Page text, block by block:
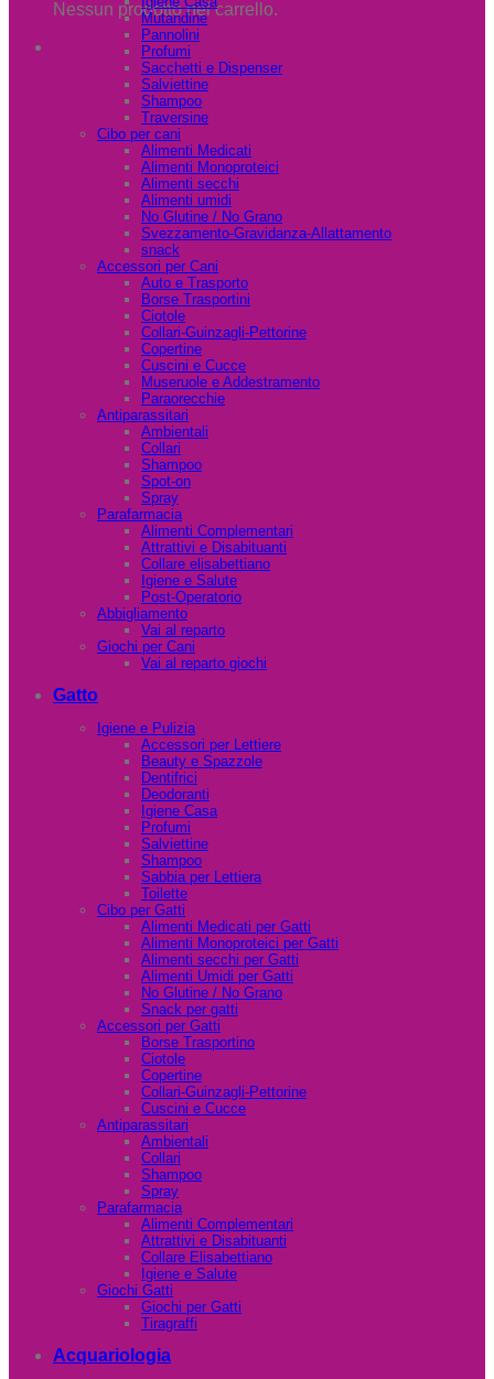
Nessun prodotto nel carrello.
Mutandine
Pannolini
Profumi
Sacchetti e Dispenser
Salviettine
Shampoo
Traversine
Cibo per cani
Alimenti Medicati
Alimenti Monoproteici
Alimenti secchi
Alimenti umidi
No Glutine / No Grano
Svezzamento-Gravidanza-Allattamento
snack
Accessori per Cani
Auto e Trasporto
Borse Trasportini
Ciotole
Collari-Guinzagli-Pettorine
Copertine
Cuscini e Cucce
Museruole e Addestramento
Paraorecchie
Antiparassitari
Ambientali
Collari
Shampoo
Spot-on
Spray
Parafarmacia
Alimenti Complementari
Attrattivi e Disabituanti
Collare elisabettiano
Igiene e Salute
Post-Operatorio
Abbigliamento
Vai al reparto
Giochi per Cani
Vai al reparto giochi
Gatto
Igiene e Pulizia
Accessori per Lettiere
Beauty e Spazzole
Dentifrici
Deodoranti
Igiene Casa
Profumi
Salviettine
Shampoo
Sabbia per Lettiera
Toilette
Cibo per Gatti
Alimenti Medicati per Gatti
Alimenti Monoproteici per Gatti
Alimenti secchi per Gatti
Alimenti Umidi per Gatti
No Glutine / No Grano
Snack per gatti
Accessori per Gatti
Borse Trasportino
Ciotole
Copertine
Collari-Guinzagli-Pettorine
Cuscini e Cucce
Antiparassitari
Ambientali
Collari
Shampoo
Spray
Parafarmacia
Alimenti Complementari
Attrattivi e Disabituanti
Collare Elisabettiano
Igiene e Salute
Giochi Gatti
Giochi per Gatti
Tiragraffi
Acquariologia